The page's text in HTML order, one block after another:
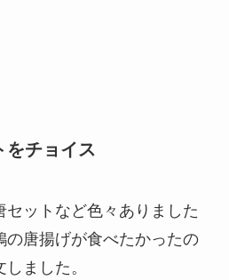
をチョイス
ットなど色々ありました
の唐揚げが食べたかったの
ました。